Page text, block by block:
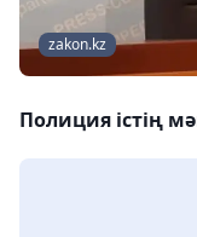
zakon.kz
Полиция істің